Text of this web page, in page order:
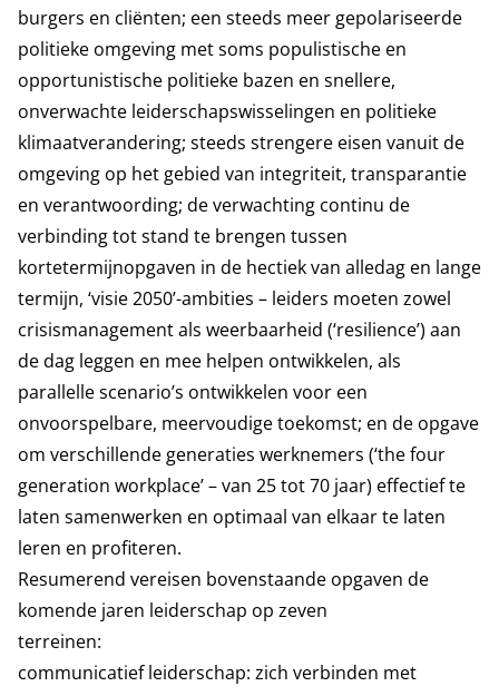
burgers en cliënten; een steeds meer gepolariseerde
politieke omgeving met soms populistische en
opportunistische politieke bazen en snellere,
onverwachte leiderschapswisselingen en politieke
klimaatverandering; steeds strengere eisen vanuit de
omgeving op het gebied van integriteit, transparantie
en verantwoording; de verwachting continu de
verbinding tot stand te brengen tussen
kortetermijnopgaven in de hectiek van alledag en lange
termijn, ‘visie 2050’-ambities – leiders moeten zowel
crisismanagement als weerbaarheid (‘resilience’) aan
de dag leggen en mee helpen ontwikkelen, als
parallelle scenario’s ontwikkelen voor een
onvoorspelbare, meervoudige toekomst; en de opgave
om verschillende generaties werknemers (‘the four
generation workplace’ – van 25 tot 70 jaar) effectief te
laten samenwerken en optimaal van elkaar te laten
leren en profiteren.
Resumerend vereisen bovenstaande opgaven de
komende jaren leiderschap op zeven
terreinen:
communicatief leiderschap: zich verbinden met